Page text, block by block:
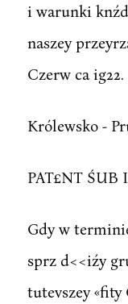
i warunki
naszey
Czerw ca ig22.
Królewsko -
PAT£NT ŚUB
Gdy w
sprz d<<iźy
tutevszey